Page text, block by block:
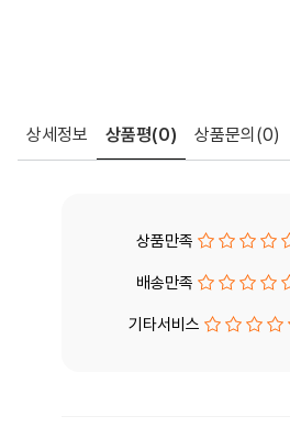
상세정보 상품평(0) 상품문의 (0)
상품만족
배송만족
기타서비스